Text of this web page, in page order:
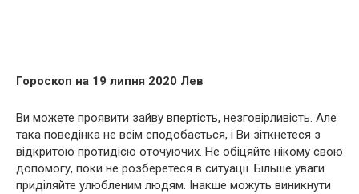
Гороскоп на 19 липня 2020 Лев
Ви можете проявити зайву впертість, незговірливість. Але
така поведінка не всім сподобається, і Ви зіткнетеся з
відкритою протидією оточуючих. Не обіцяйте нікому свою
допомогу, поки не розберетеся в ситуації. Більше уваги
приділяйте улюбленим людям. Інакше можуть виникнути